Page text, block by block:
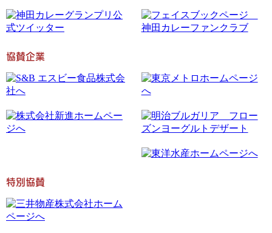
協賛企業
特別協賛